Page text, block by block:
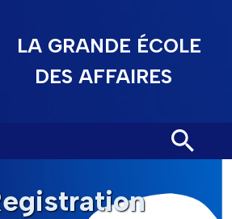
LA GRANDE ÉCOLE
DES AFFAIRES